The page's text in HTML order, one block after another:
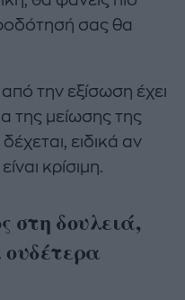
σας θα
την εξίσωση έχει
της μείωσης της
ειδικά αν
κρίσιμη.
στη δουλειά,
ουδέτερα